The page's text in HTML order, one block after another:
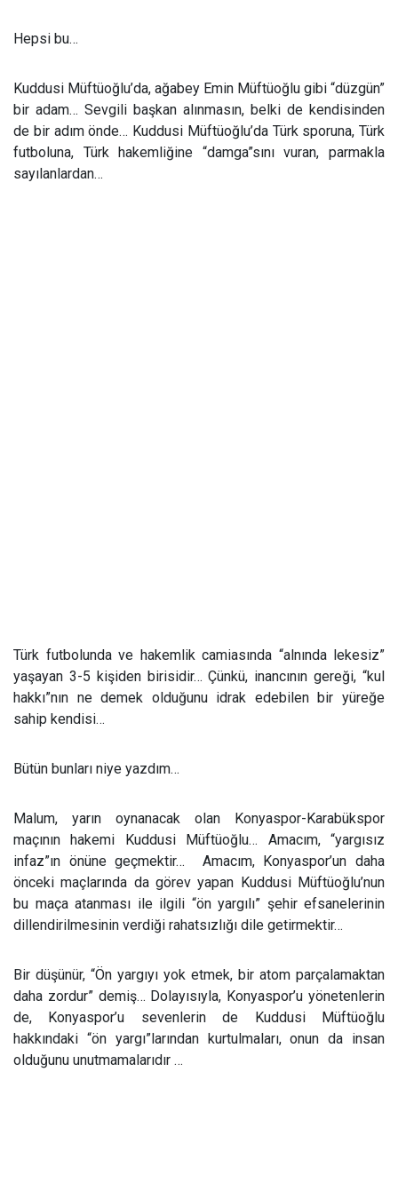
Hepsi bu…
Kuddusi Müftüoğlu’da, ağabey Emin Müftüoğlu gibi “düzgün”
bir adam… Sevgili başkan alınmasın, belki de kendisinden
de bir adım önde… Kuddusi Müftüoğlu’da Türk sporuna, Türk
futboluna, Türk hakemliğine “damga”sını vuran, parmakla
sayılanlardan…
Türk futbolunda ve hakemlik camiasında “alnında lekesiz”
yaşayan 3-5 kişiden birisidir… Çünkü, inancının gereği, “kul
hakkı”nın ne demek olduğunu idrak edebilen bir yüreğe
sahip kendisi…
Bütün bunları niye yazdım…
Malum, yarın oynanacak olan Konyaspor-Karabükspor
maçının hakemi Kuddusi Müftüoğlu… Amacım, “yargısız
infaz”ın önüne geçmektir…
Amacım, Konyaspor’un daha
önceki maçlarında da görev yapan Kuddusi Müftüoğlu’nun
bu maça atanması ile ilgili “ön yargılı” şehir efsanelerinin
dillendirilmesinin verdiği rahatsızlığı dile getirmektir…
Bir düşünür, “Ön yargıyı yok etmek, bir atom parçalamaktan
daha zordur” demiş… Dolayısıyla, Konyaspor’u yönetenlerin
de, Konyaspor’u sevenlerin de Kuddusi Müftüoğlu
hakkındaki “ön yargı”larından kurtulmaları, onun da insan
olduğunu unutmamalarıdır …